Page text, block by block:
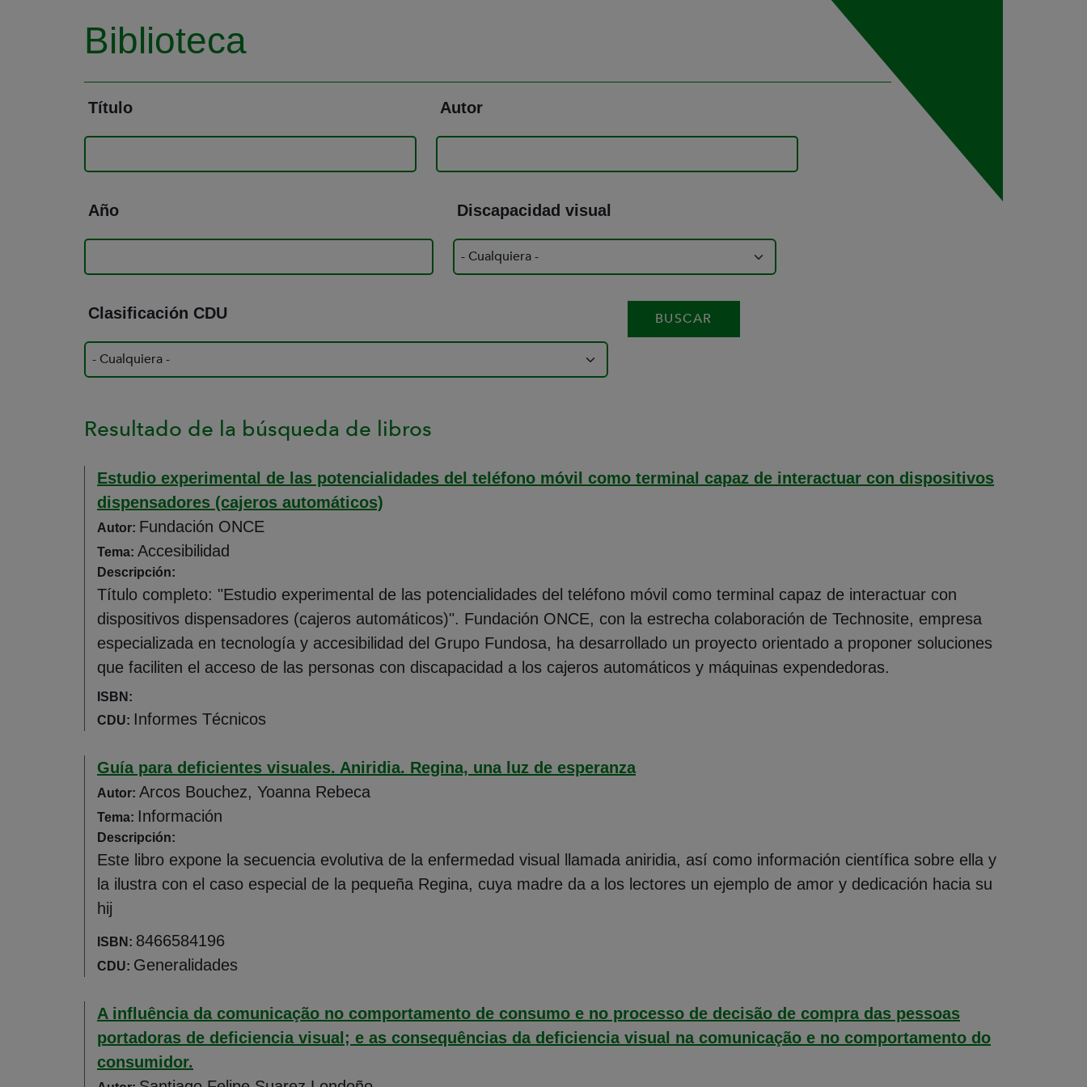
Biblioteca
Título Autor
Año Discapacidad visual
Clasificación CDU
Resultado de la búsqueda de libros
Estudio experimental de las potencialidades del teléfono móvil como terminal capaz de interactuar con dispositivos
dispensadores (cajeros automáticos)
Autor: Fundación ONCE
Tema: Accesibilidad
Descripción:
Título completo: "Estudio experimental de las potencialidades del teléfono móvil como terminal capaz de interactuar con
dispositivos dispensadores (cajeros automáticos)". Fundación ONCE, con la estrecha colaboración de Technosite, empresa
especializada en tecnología y accesibilidad del Grupo Fundosa, ha desarrollado un proyecto orientado a proponer soluciones
que faciliten el acceso de las personas con discapacidad a los cajeros automáticos y máquinas expendedoras.
ISBN:
CDU: Informes Técnicos
Guía para deficientes visuales. Aniridia. Regina, una luz de esperanza
Autor: Arcos Bouchez, Yoanna Rebeca
Tema: Información
Descripción:
Este libro expone la secuencia evolutiva de la enfermedad visual llamada aniridia, así como información científica sobre ella y
la ilustra con el caso especial de la pequeña Regina, cuya madre da a los lectores un ejemplo de amor y dedicación hacia su
hij
ISBN: 8466584196
CDU: Generalidades
A influência da comunicação no comportamento de consumo e no processo de decisão de compra das pessoas
portadoras de deficiencia visual; e as consequências da deficiencia visual na comunicação e no comportamento do
consumidor.